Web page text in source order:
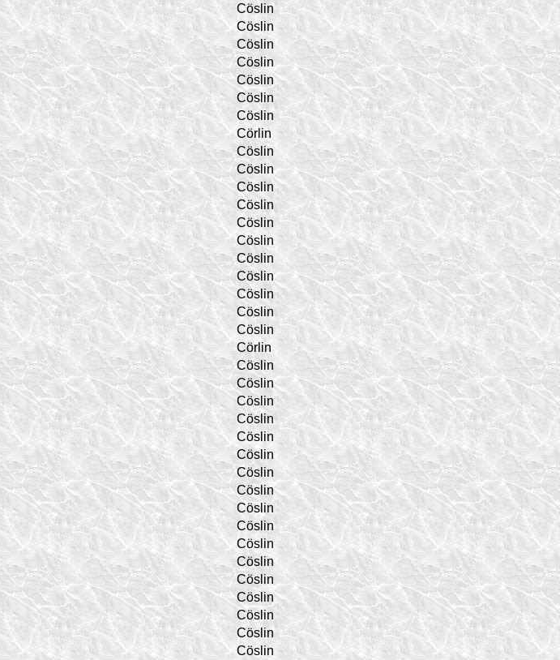
Cöslin
Cöslin
Cöslin
Cöslin
Cöslin
Cöslin
Cöslin
Cörlin
Cöslin
Cöslin
Cöslin
Cöslin
Cöslin
Cöslin
Cöslin
Cöslin
Cöslin
Cöslin
Cöslin
Cörlin
Cöslin
Cöslin
Cöslin
Cöslin
Cöslin
Cöslin
Cöslin
Cöslin
Cöslin
Cöslin
Cöslin
Cöslin
Cöslin
Cöslin
Cöslin
Cöslin
Cöslin